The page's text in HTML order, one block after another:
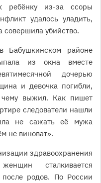
ребёнку из-за ссоры
удалось уладить,
убийство.
Бабушкинском районе
из окна вместе
дочерью
и девочка погибли,
выжил. Как пишет
следователи нашли
не сажать её мужа
не виноват».
здравоохранения
сталкивается
после родов. По России